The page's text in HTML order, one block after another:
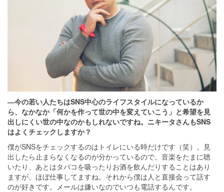
―今の若い人たちはSNS中心のライフスタイルになっているか
ら、なかなか「何かを作って世の中を変えていこう」と希望を見
出しにくい世の中なのかもしれないですね。ニキータさんもSNS
はよくチェックしますか？
僕がSNSをチェックするのはトイレにいる時だけです（笑）。見
出したら止まらなくなるのが分かっているので。音楽をたまに聴
いたり、あとはタバコを吸ったりお酒を飲んだりすることはあり
ますが、ほぼ仕事してますね。それから僕は人と直接会って話す
のが好きです。メールは嫌いなのでいつも電話するんです。